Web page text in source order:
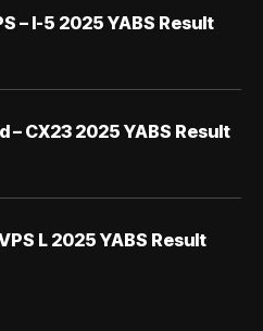
– I-5 2025 YABS Result
– CX23 2025 YABS Result
L 2025 YABS Result